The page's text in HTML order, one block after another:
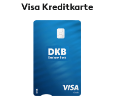
Visa Kreditkarte